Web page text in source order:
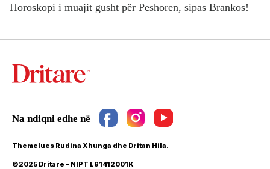
Horoskopi i muajit gusht për Peshoren, sipas Brankos!
Themelues Rudina Xhunga dhe Dritan Hila.
©2025 Dritare - NIPT L91412001K